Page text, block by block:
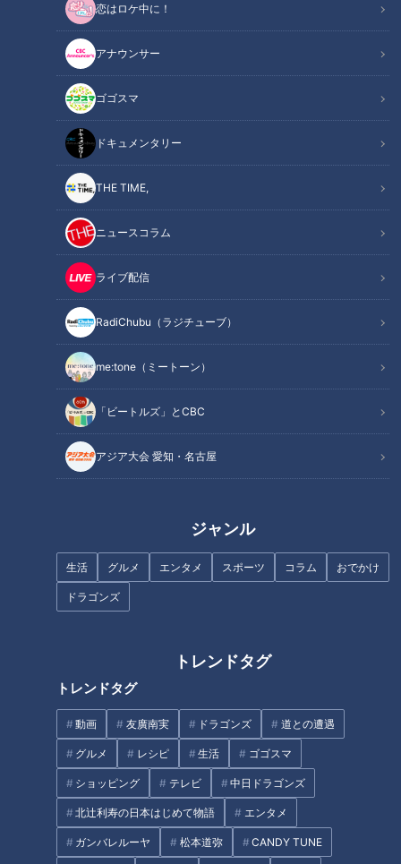
恋はロケ中に！
アナウンサー
ゴゴスマ
ドキュメンタリー
THE TIME,
ニュースコラム
ライブ配信
RadiChubu（ラジチューブ）
me:tone（ミートーン）
「ビートルズ」とCBC
アジア大会 愛知・名古屋
ジャンル
生活 グルメ エンタメ スポーツ コラム おでかけ
ドラゴンズ
トレンドタグ
トレンドタグ
動画 友廣南実 ドラゴンズ 道との遭遇
グルメ レシピ 生活 ゴゴスマ
ショッピング テレビ 中日ドラゴンズ
北辻利寿の日本はじめて物語 エンタメ
ガンバレルーヤ 松本道弥 CANDY TUNE
校2年、学年末の春休みが近づく土曜日の午後。
名古屋の繁華街にあるこのピザ店では、ランチタイムに500円
でピザ食べ放題サービスをやっていた。食べ盛りの高校生にと
っては、貴重な“昼食天国”であり、クラブ活動が休みの土曜日
などは、午前中の授業を終えてグループで押しかけていた。
しかし、当時の私はピザがあまり好きではなく、一人でチェー
ン店「寿がきや」でラーメンを食べてから友人と話をする目的
のためだけに「シューキーズ」に合流したのだった。
気さくなマーチン選手との会話
現役大リーガーが名古屋へ上陸
風か魔かデービス
さらばデービス選手
故郷に帰ったマーチンは今
オススメ関連コンテンツ
気さくなマーチン選手との会話
番打者トーマス・マーチン選手が、美しい夫人と共に座ってピ
ザを食べている。友人以上に興奮した私は、何の躊躇もなくノ
ートを手にマーチン選手の席へ向かう。
なぜ友人が私に対してサインを頼んだかと言うと、ドラゴンズ
「英語が得意」と見られていたのだろう。
英語の成績はまずまず良かったものの決してトップクラスでは
いうことだ。この時も、とにかく頭の中に浮かぶ英単語を、夢
中で並べたてた。
「きょうはホークス（南海）と試合（オープン戦）なのではな
いですか？」
「去年あなたの家でサインをもらいに行ったのは僕の高校の友